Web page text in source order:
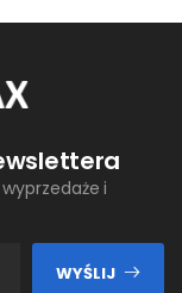
i
WYŚLIJ